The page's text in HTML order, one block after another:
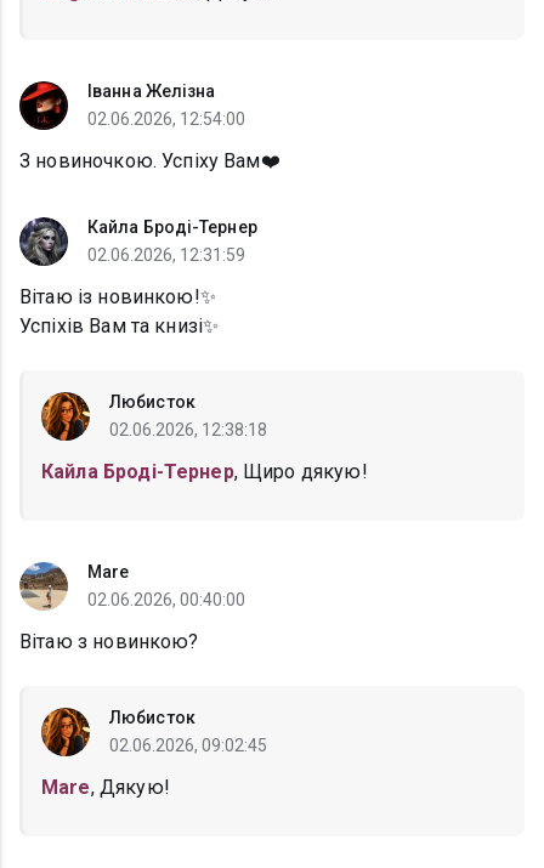
Іванна Желізна
02.06.2026, 12:54:00
З новиночкою. Успіху Вам❤️
Кайла Броді-Тернер
02.06.2026, 12:31:59
Вітаю із новинкою!✨
Успіхів Вам та книзі✨
Любисток
02.06.2026, 12:38:18
Кайла Броді-Тернер, Щиро дякую!
Mare
02.06.2026, 00:40:00
Вітаю з новинкою?
Любисток
02.06.2026, 09:02:45
Mare, Дякую!